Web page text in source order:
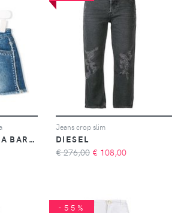
TWIN SET-SIMONA BARBIERI
Jeans crop slim
DIESEL
€ 276,00 € 108,00
-55%